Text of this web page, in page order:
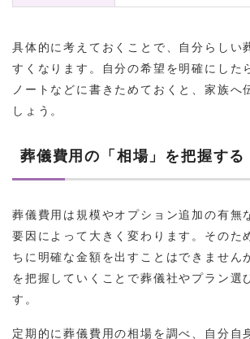
具体的に考えておくことで、自分らしい
すくなります。自分の希望を明確にした
ノートなどに書きためておくと、家族へ
しょう。
葬儀費用の「相場」を把握する
葬儀費用は規模やオプション追加の有無
要因によって大きく変わります。そのた
ちに明確な金額を出すことはできません
を把握していくことで葬儀社やプラン選
す。
定期的に葬儀費用の相場を調べ、自分自